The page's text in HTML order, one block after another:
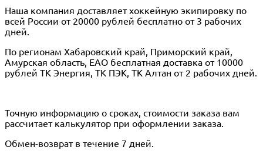
Наша компания доставляет хоккейную экипировку по
всей России от 20000 рублей бесплатно от 3 рабочих
дней.
По регионам Хабаровский край, Приморский край,
Амурская область, ЕАО бесплатная доставка от 10000
рублей ТК Энергия, ТК ПЭК, ТК Алтан от 2 рабочих дней.
Точную информацию о сроках, стоимости заказа вам
рассчитает калькулятор при оформлении заказа.
Обмен-возврат в течение 7 дней.